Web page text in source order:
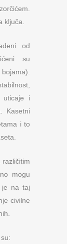
ključa.
od
su
uticaje i
Kasetni
i to
mogu
je na taj
civilne